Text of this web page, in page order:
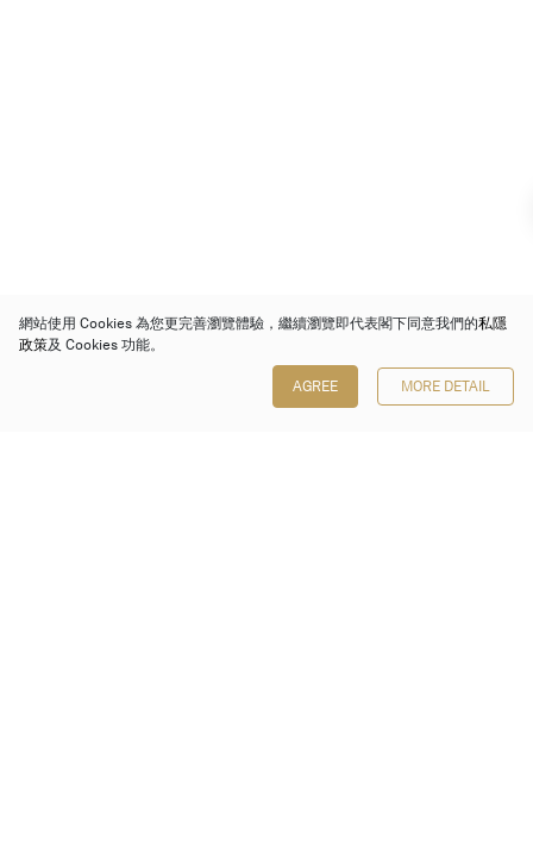
網站使用 Cookies 為您更完善瀏覽體驗，繼續瀏覽即代表閣下同意我們的私隱
政策及 Cookies 功能。
AGREE MORE DETAIL